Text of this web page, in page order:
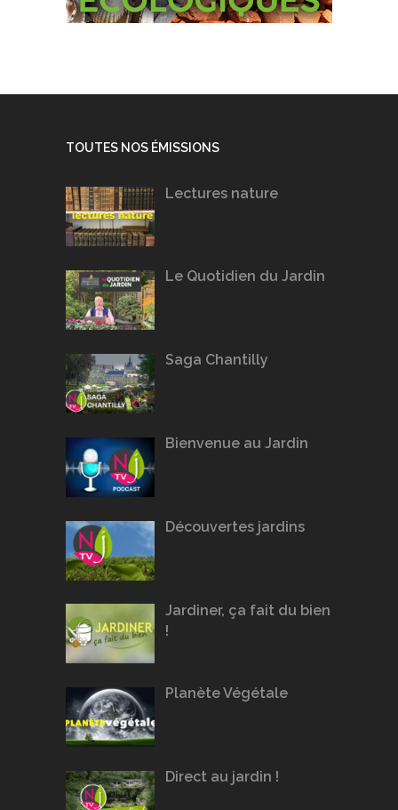
TOUTES NOS ÉMISSIONS
Lectures nature
Le Quotidien du Jardin
Saga Chantilly
Bienvenue au Jardin
Découvertes jardins
Jardiner, ça fait du bien
!
Planète Végétale
Direct au jardin !